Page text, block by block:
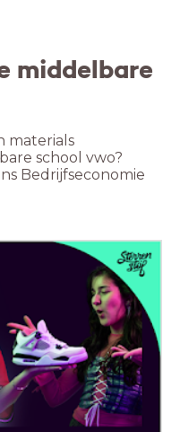
middelbare
materials
school vwo?
Bedrijfseconomie